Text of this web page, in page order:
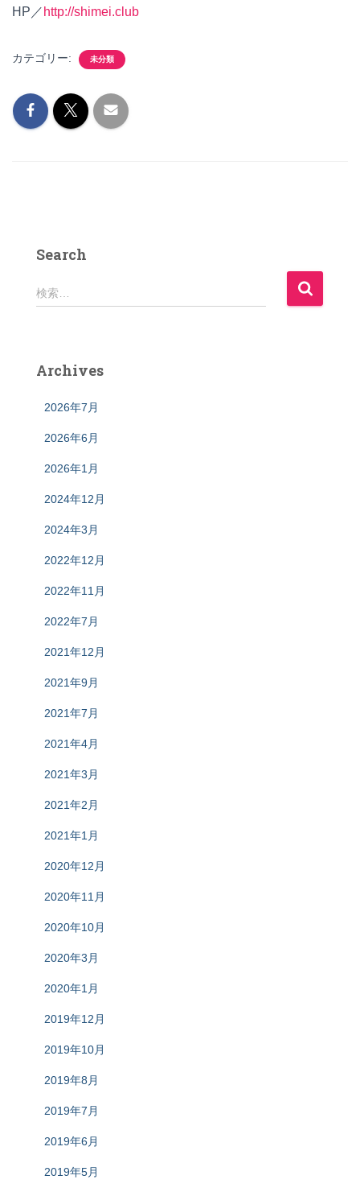
HP／ http://shimei.club
カテゴリー: 未分類
Search
検
索
検索…
Archives
2026年7月
2026年6月
2026年1月
2024年12月
2024年3月
2022年12月
2022年11月
2022年7月
2021年12月
2021年9月
2021年7月
2021年4月
2021年3月
2021年2月
2021年1月
2020年12月
2020年11月
2020年10月
2020年3月
2020年1月
2019年12月
2019年10月
2019年8月
2019年7月
2019年6月
2019年5月